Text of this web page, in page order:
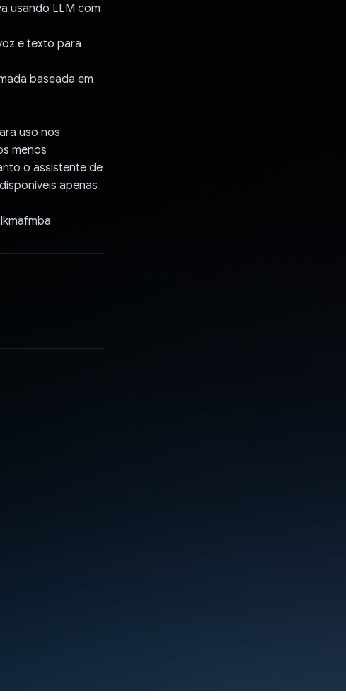
usando LLM com
e texto para
baseada em
uso nos
menos
o assistente de
apenas